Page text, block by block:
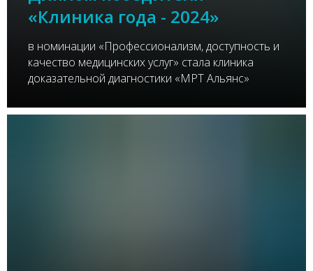
«Клиника года - 2024»
в номинации «Профессионализм, доступность и
качество медицинских услуг» стала клиника
доказательной диагностики «МРТ Альянс»